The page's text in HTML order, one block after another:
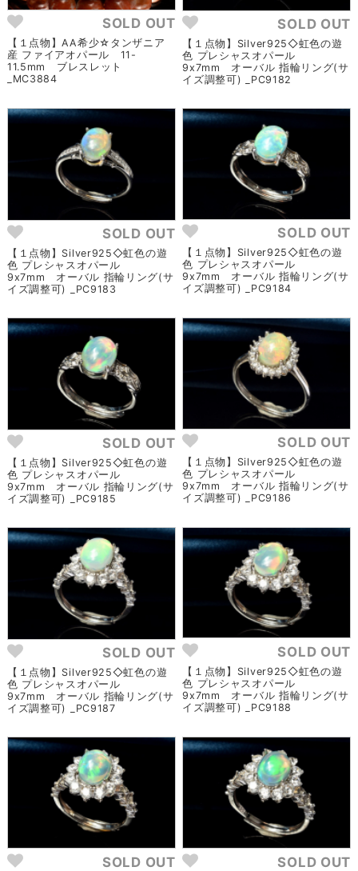
SOLD OUT
【１点物】AA希少☆タンザニア
産 ファイアオパール 11-
11.5mm ブレスレット
_MC3884
SOLD OUT
【１点物】Silver925◇虹色の遊
色 プレシャスオパール
9x7mm オーバル 指輪リング(サ
イズ調整可) _PC9182
SOLD OUT
【１点物】Silver925◇虹色の遊
色 プレシャスオパール
9x7mm オーバル 指輪リング(サ
イズ調整可) _PC9183
SOLD OUT
【１点物】Silver925◇虹色の遊
色 プレシャスオパール
9x7mm オーバル 指輪リング(サ
イズ調整可) _PC9184
SOLD OUT
【１点物】Silver925◇虹色の遊
色 プレシャスオパール
9x7mm オーバル 指輪リング(サ
イズ調整可) _PC9185
SOLD OUT
【１点物】Silver925◇虹色の遊
色 プレシャスオパール
9x7mm オーバル 指輪リング(サ
イズ調整可) _PC9186
SOLD OUT
【１点物】Silver925◇虹色の遊
色 プレシャスオパール
9x7mm オーバル 指輪リング(サ
イズ調整可) _PC9187
SOLD OUT
【１点物】Silver925◇虹色の遊
色 プレシャスオパール
9x7mm オーバル 指輪リング(サ
イズ調整可) _PC9188
SOLD OUT SOLD OUT